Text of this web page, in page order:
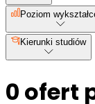
Poziom
Kierunki studiów
0 ofert